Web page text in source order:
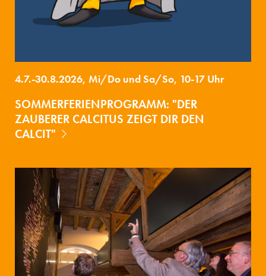
4.7.-30.8.2026, Mi/Do und Sa/So, 10-17 Uhr
SOMMERFERIENPROGRAMM: "DER
ZAUBERER CALCITUS ZEIGT DIR DEN
CALCIT"